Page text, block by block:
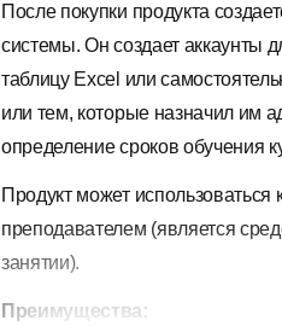
После покупки продукта
системы. Он создает аккаунты
таблицу Excel или
или тем, которые назначил им
определение сроков обучения
Продукт может использоваться
преподавателем (является
занятии).
Преимущества: